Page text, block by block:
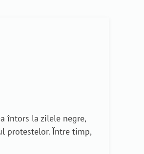
întors la zilele negre,
protestelor. Între timp,